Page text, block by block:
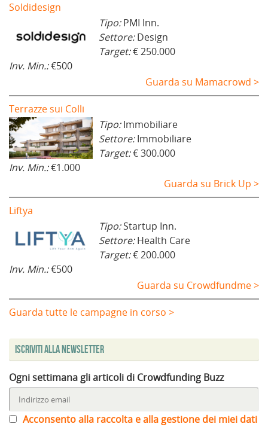
Soldidesign
Tipo:PMI Inn.
Settore:Design
Target:€ 250.000
Inv. Min.:€500
Guarda su Mamacrowd >
Terrazze sui Colli
Tipo:Immobiliare
Settore:Immobiliare
Target:€ 300.000
Inv. Min.:€1.000
Guarda su Brick Up >
Liftya
Tipo:Startup Inn.
Settore:Health Care
Target:€ 200.000
Inv. Min.:€500
Guarda su Crowdfundme >
Guarda tutte le campagne in corso >
Iscriviti alla Newsletter
Ogni settimana gli articoli di Crowdfunding Buzz
Acconsento alla raccolta e alla gestione dei miei dati